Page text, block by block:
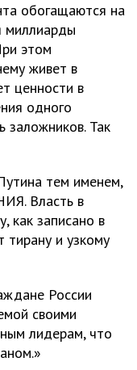
обогащаются на
миллиарды
этом
живет в
ценности в
одного
заложников. Так
тем именем,
Власть в
как записано в
тирану и узкому
России
своими
лидерам, что